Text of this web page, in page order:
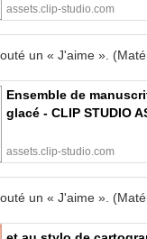
assets.clip-studio.com
un « J'aime ».
Ensemble de
glacé - CLIP STUDIO
assets.clip-studio.com
un « J'aime ».